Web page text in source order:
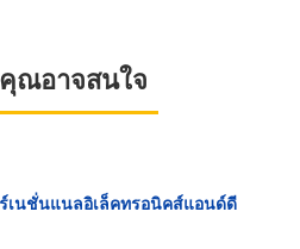
ณอาจสนใจ
เนชั่นแนลอิเล็คทรอนิคส์แอนด์ดี